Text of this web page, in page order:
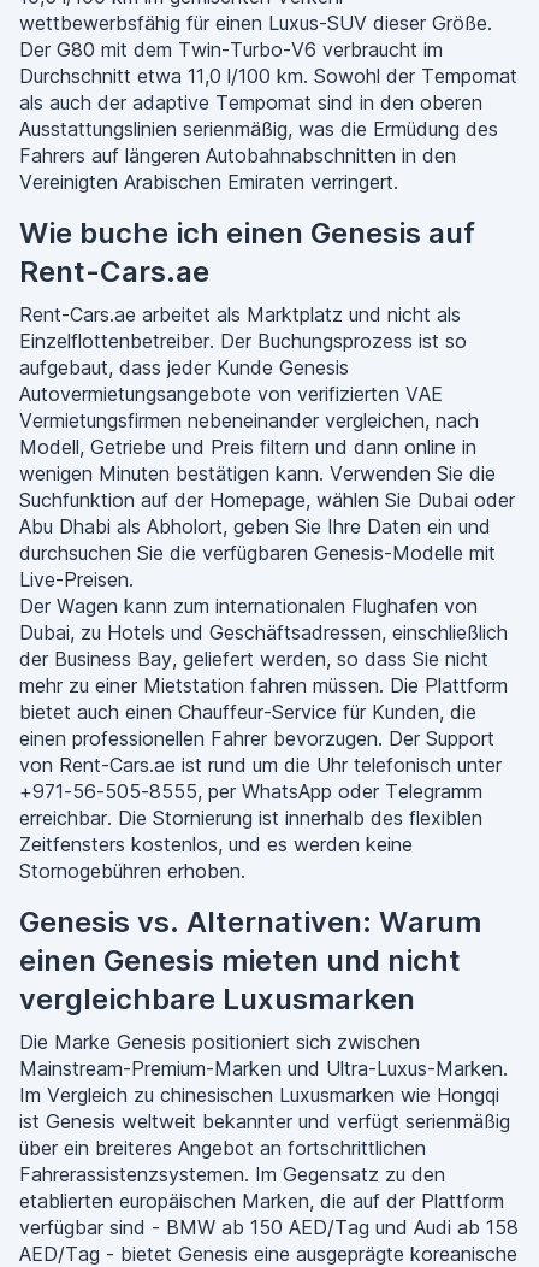
wettbewerbsfähig für einen Luxus-SUV dieser Größe.
Der G80 mit dem Twin-Turbo-V6 verbraucht im
Durchschnitt etwa 11,0 l/100 km. Sowohl der Tempomat
als auch der adaptive Tempomat sind in den oberen
Ausstattungslinien serienmäßig, was die Ermüdung des
Fahrers auf längeren Autobahnabschnitten in den
Vereinigten Arabischen Emiraten verringert.
Wie buche ich einen Genesis auf
Rent-Cars.ae
Rent-Cars.ae arbeitet als Marktplatz und nicht als
Einzelflottenbetreiber. Der Buchungsprozess ist so
aufgebaut, dass jeder Kunde Genesis
Autovermietungsangebote von verifizierten VAE
Vermietungsfirmen nebeneinander vergleichen, nach
Modell, Getriebe und Preis filtern und dann online in
wenigen Minuten bestätigen kann. Verwenden Sie die
Suchfunktion auf der Homepage, wählen Sie Dubai oder
Abu Dhabi als Abholort, geben Sie Ihre Daten ein und
durchsuchen Sie die verfügbaren Genesis-Modelle mit
Live-Preisen.
Der Wagen kann zum internationalen Flughafen von
Dubai, zu Hotels und Geschäftsadressen, einschließlich
der Business Bay, geliefert werden, so dass Sie nicht
mehr zu einer Mietstation fahren müssen. Die Plattform
bietet auch einen Chauffeur-Service für Kunden, die
einen professionellen Fahrer bevorzugen. Der Support
von Rent-Cars.ae ist rund um die Uhr telefonisch unter
+971-56-505-8555, per WhatsApp oder Telegramm
erreichbar. Die Stornierung ist innerhalb des flexiblen
Zeitfensters kostenlos, und es werden keine
Stornogebühren erhoben.
Genesis vs. Alternativen: Warum
einen Genesis mieten und nicht
vergleichbare Luxusmarken
Die Marke Genesis positioniert sich zwischen
Mainstream-Premium-Marken und Ultra-Luxus-Marken.
Im Vergleich zu chinesischen Luxusmarken wie Hongqi
ist Genesis weltweit bekannter und verfügt serienmäßig
über ein breiteres Angebot an fortschrittlichen
Fahrerassistenzsystemen. Im Gegensatz zu den
etablierten europäischen Marken, die auf der Plattform
verfügbar sind - BMW ab 150 AED/Tag und Audi ab 158
AED/Tag - bietet Genesis eine ausgeprägte koreanische